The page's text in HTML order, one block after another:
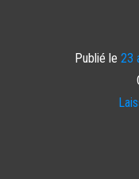
Publié le 23